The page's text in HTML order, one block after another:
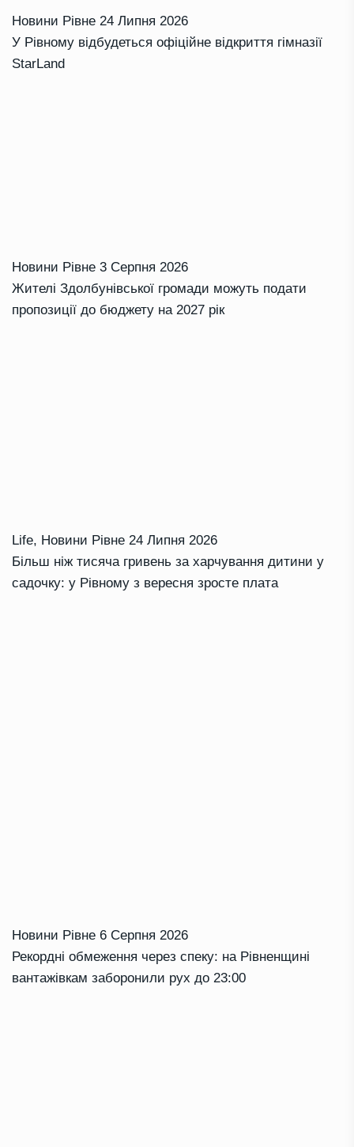
Новини Рівне 24 Липня 2026
У Рівному відбудеться офіційне відкриття гімназії
StarLand
Новини Рівне 3 Серпня 2026
Жителі Здолбунівської громади можуть подати
пропозиції до бюджету на 2027 рік
Life, Новини Рівне 24 Липня 2026
Більш ніж тисяча гривень за харчування дитини у
садочку: у Рівному з вересня зросте плата
Новини Рівне 6 Серпня 2026
Рекордні обмеження через спеку: на Рівненщині
вантажівкам заборонили рух до 23:00